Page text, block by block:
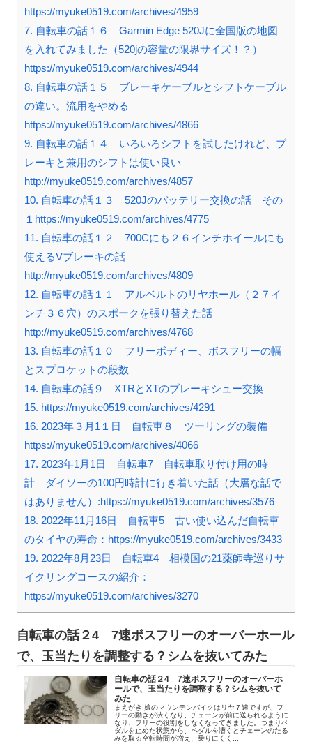
https://myuke0519.com/archives/4959
7. 自転車の話１６ Garmin Edge 520Jに全国版の地図
を入れてみました（520jの容量の限界サイズ！？）
https://myuke0519.com/archives/4944
8. 自転車の話１５ ブレーキケーブルとシフトケーブル
の違い。流用をやめる
https://myuke0519.com/archives/4866
9. 自転車の話１４ いろいろシフトを試したけれど、ブ
レーキと兼用のシフトは使い良い
http://myuke0519.com/archives/4857
10. 自転車の話１３ 520Jのバッテリー交換の話 その
１https://myuke0519.com/archives/4775
11. 自転車の話１２ 700Cにも２６インチホイールにも
使えるVブレーキの話
http://myuke0519.com/archives/4809
12. 自転車の話１１ アルベルトのリヤホール（２７イ
ンチ３６穴）のスポークを張り替えた話
http://myuke0519.com/archives/4768
13. 自転車の話１０ フリーボディー、ボスフリーの幅
とスプロケットの段数
14. 自転車の話９ XTRとXTのブレーキシュー交換
15. https://myuke0519.com/archives/4291
16. 2023年３月1１日 自転車８ ツーリングの装備
https://myuke0519.com/archives/4066
17. 2023年1月1日 自転車7 自転車取り付け用の時
計 ダイソーの100円時計に行き着いた話（大層な話で
はありません）:https://myuke0519.com/archives/3576
18. 2022年11月16日 自転車5 古い使い込んだ自転車
のタイヤの寿命：https://myuke0519.com/archives/3433
19. 2022年8月23日 自転車4 相模国の21薬師寺巡りサ
イクリングコースの紹介：
https://myuke0519.com/archives/3270
自転車の話２4 7速ボスフリーのオーバーホール
で、玉当たりを調整する？シムを抜いてみた
自転車の話２4 7速ボスフリーのオーバーホ
ールで、玉当たりを調整する？シムを抜いて
みた
まえがき 娘のマウンテンバイクはリヤ７速ですが、フ
リーの動きが渋くなり、チェーンが前に送られるように
なり、フリーの役割をしなくなってきました。つまりペ
ダルを止めた状態から、ペダルを漕ぐとチェーンのたる
みを取る空転時間が増え、乗りにくく...